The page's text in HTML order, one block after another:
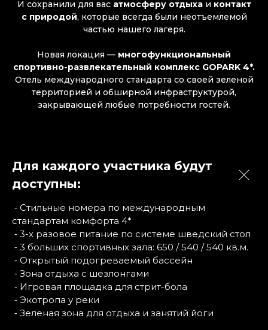
И сохранили для вас атмосферу отдыхаи контакт
с природой, которые всегда были неотъемлемой
частью нашего лагеря.
Новая локация — многофункциональный
спортивно-развлекательный комплекс GOPARK 4*.
Отель международного стандарта со своей зеленой
территорией и обширной инфраструктурой,
закрывающей любые потребности гостей.
Для каждого участника будут
доступны:
⁃ Стильные номера по международным
стандартам комфорта 4*
⁃ 3-х разовое питание по системе шведский стол
⁃ 3 больших спортивных зала: 650 / 540 / 540 кв.м.
⁃ Открытый подогреваемый бассейн
⁃ Зона отдыха с шезлонгами
⁃ Игровая площадка для стрит-бола
⁃ Экотропа у реки
⁃ Зеленая зона для отдыха и занятий йоги